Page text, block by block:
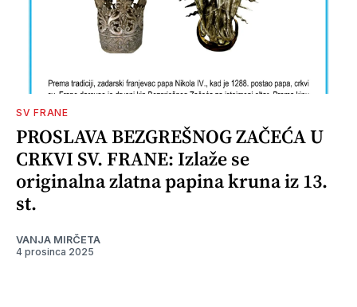
SV FRANE
PROSLAVA BEZGREŠNOG ZAČEĆA U
CRKVI SV. FRANE: Izlaže se
originalna zlatna papina kruna iz 13.
st.
VANJA MIRČETA
4 prosinca 2025